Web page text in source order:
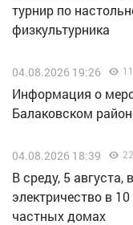
турнир по
физкультурника
04.08.2026 19:26
Информация о
Балаковском
04.08.2026 18:39
В среду, 5 августа,
электричество в
частных домах